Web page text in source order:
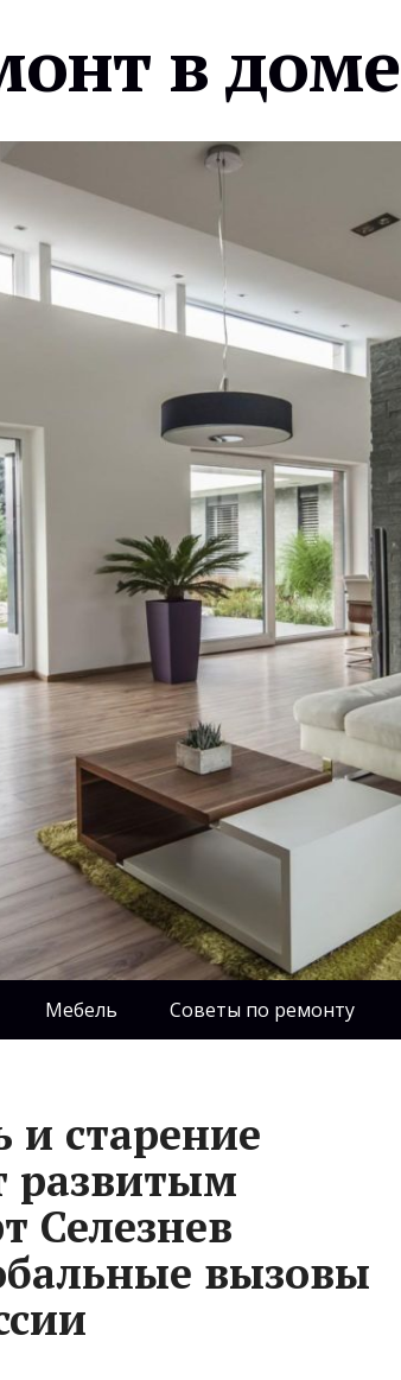
в доме
Мебель Советы по ремонту
и старение
развитым
Селезнев
вызовы